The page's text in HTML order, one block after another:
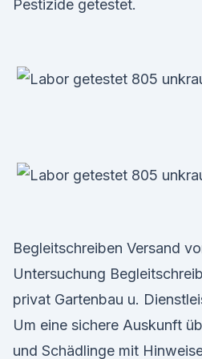
Pestizide getestet.
Begleitschreiben Versand
Untersuchung
privat Gartenbau u.
Um eine sichere Auskunft
und Schädlinge mit